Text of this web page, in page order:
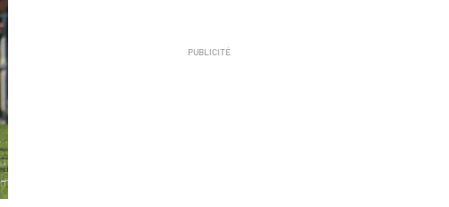
PUBLICITÉ